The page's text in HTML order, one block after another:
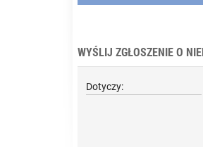
WYŚLIJ ZGŁOSZENIE O
Dotyczy: